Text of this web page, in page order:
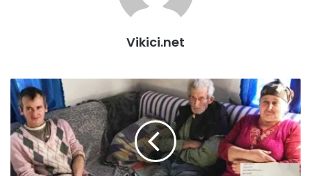
Vikici.net
DEVIZNI
I
ŠTEDNI
RAČUN
ZA
UPLATU
DONACIJA